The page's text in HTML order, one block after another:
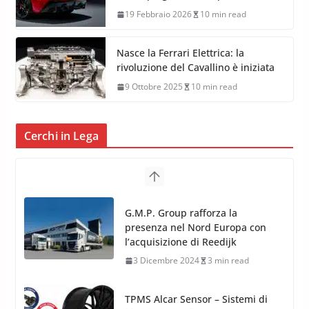
19 Febbraio 2026 10 min read
Nasce la Ferrari Elettrica: la
rivoluzione del Cavallino è iniziata
9 Ottobre 2025 10 min read
Cerchi in Lega
TPMS Alcar Sensor – Sistemi di
Monitoraggio Pressione
Pneumatici
4 Aprile 2022 3 min read
Cerchi in Lega Mercedes: Novità